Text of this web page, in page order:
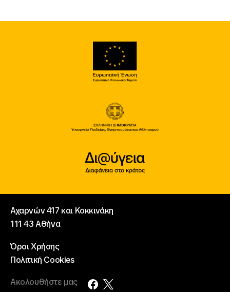
Αχαρνών 417 και Κοκκινάκη
111 43 Αθήνα
Όροι Χρήσης
Πολιτική Cookies
Ακολουθήστε μας